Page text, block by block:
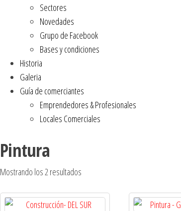
Sectores
Novedades
Grupo de Facebook
Bases y condiciones
Historia
Galeria
Guía de comerciantes
Emprendedores & Profesionales
Locales Comerciales
Pintura
Mostrando los 2 resultados